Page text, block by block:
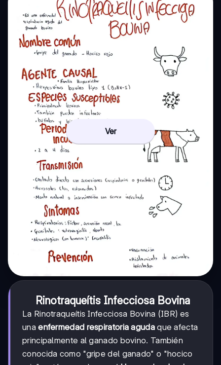
Ver
Rinotraqueítis Infecciosa Bovina
La Rinotraqueítis Infecciosa Bovina (IBR) es
unaenfermedad respiratoria agudaque afecta
principalmente al ganado bovino. También
conocida como "gripe del ganado" o "hocico